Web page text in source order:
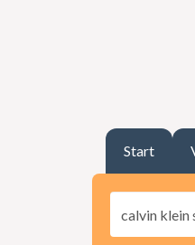
Start